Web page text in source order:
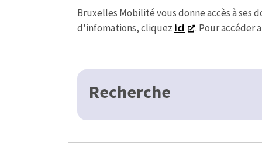
Bruxelles Mobilité vous donne accès à ses
d'infomations, cliquez ici . Pour accéder
Recherche